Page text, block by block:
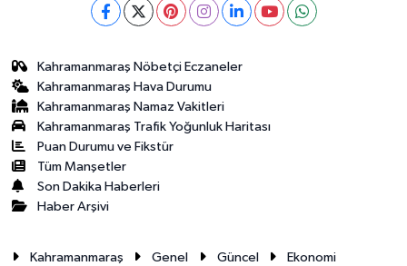
Kahramanmaraş Nöbetçi Eczaneler
Kahramanmaraş Hava Durumu
Kahramanmaraş Namaz Vakitleri
Kahramanmaraş Trafik Yoğunluk Haritası
Puan Durumu ve Fikstür
Tüm Manşetler
Son Dakika Haberleri
Haber Arşivi
Kahramanmaraş Genel Güncel
Ekonomi